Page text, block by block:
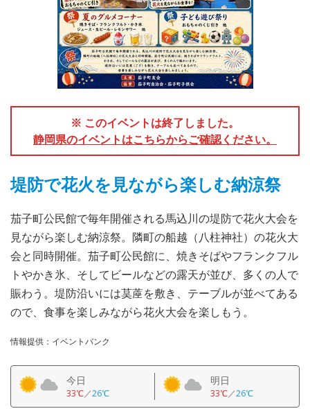
※ このイベントは終了しました。
静岡県のイベントはこちらからご確認ください。
堤防で花火を見ながら楽しむ納涼祭
茄子町公民館で毎年開催される馬込川の堤防で花火大会を
見ながら楽しむ納涼祭。隣町の船越（八柱神社）の花火大
会と同時開催。茄子町公民館に、焼きそばやフランクフル
トやかき氷、そしてビールなどの露天が並び、多くの人で
賑わう。堤防沿いには茣蓙を敷き、テーブルが並べてある
ので、食事を楽しみながら花火大会を楽しもう。
情報提供：イベントバンク
今日
33℃／26℃
明日
33℃／26℃